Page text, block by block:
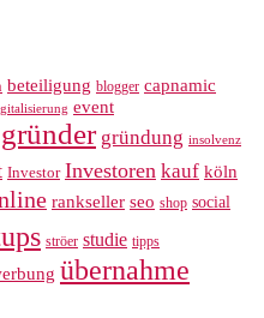
beteiligung blogger capnamic
event
gründer gründung insolvenz
Investor Investoren kauf köln
rankseller seo shop social
ströer studie tipps
übernahme